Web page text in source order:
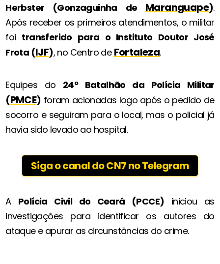
Herbster (Gonzaguinha de Maranguape).
Após receber os primeiros atendimentos, o militar
foi transferido para o Instituto Doutor José
Frota (IJF), no Centro de Fortaleza.
Equipes do 24º Batalhão da Polícia Militar
(PMCE) foram acionadas logo após o pedido de
socorro e seguiram para o local, mas o policial já
havia sido levado ao hospital.
Siga o canal do CN7 no Telegram
A Polícia Civil do Ceará (PCCE) iniciou as
investigações para identificar os autores do
ataque e apurar as circunstâncias do crime.